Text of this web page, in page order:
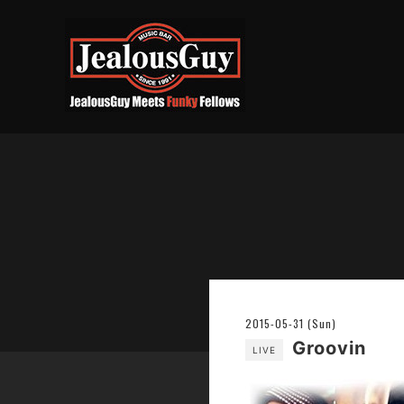
2015-05-31 (Sun)
LIVE Groovin